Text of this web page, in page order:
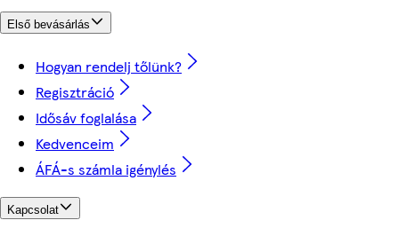
Első bevásárlás
Hogyan rendelj tőlünk?
Regisztráció
Idősáv foglalása
Kedvenceim
ÁFÁ-s számla igénylés
Kapcsolat